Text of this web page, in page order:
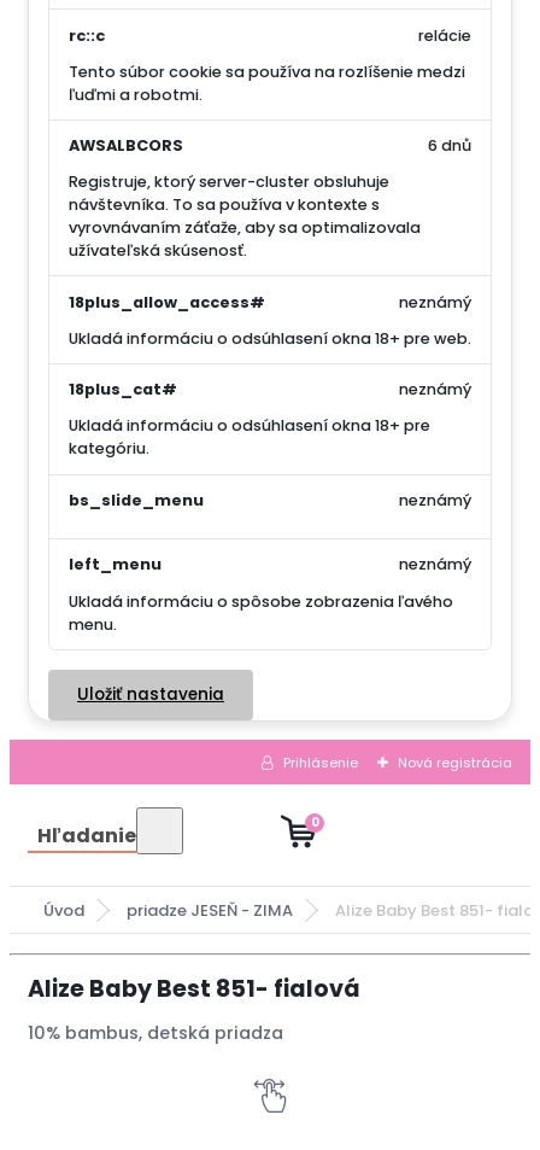
rc::c
Tento súbor cookie sa používa na rozlíšenie medzi
ľuďmi a robotmi.
relácie
AWSALBCORS
Registruje, ktorý server-cluster obsluhuje
návštevníka. To sa používa v kontexte s
vyrovnávaním záťaže, aby sa optimalizovala
užívateľská skúsenosť.
6 dnů
18plus_allow_access#
Ukladá informáciu o odsúhlasení okna 18+ pre web.
neznámý
18plus_cat#
Ukladá informáciu o odsúhlasení okna 18+ pre
kategóriu.
neznámý
bs_slide_menu neznámý
left_menu
Ukladá informáciu o spôsobe zobrazenia ľavého
menu.
neznámý
Uložiť nastavenia
Prihlásenie Nová registrácia
Hľadanie 0
Úvod priadze JESEŇ - ZIMA Alize Baby Best 851-
Alize Baby Best 851- fialová
10% bambus, detská priadza